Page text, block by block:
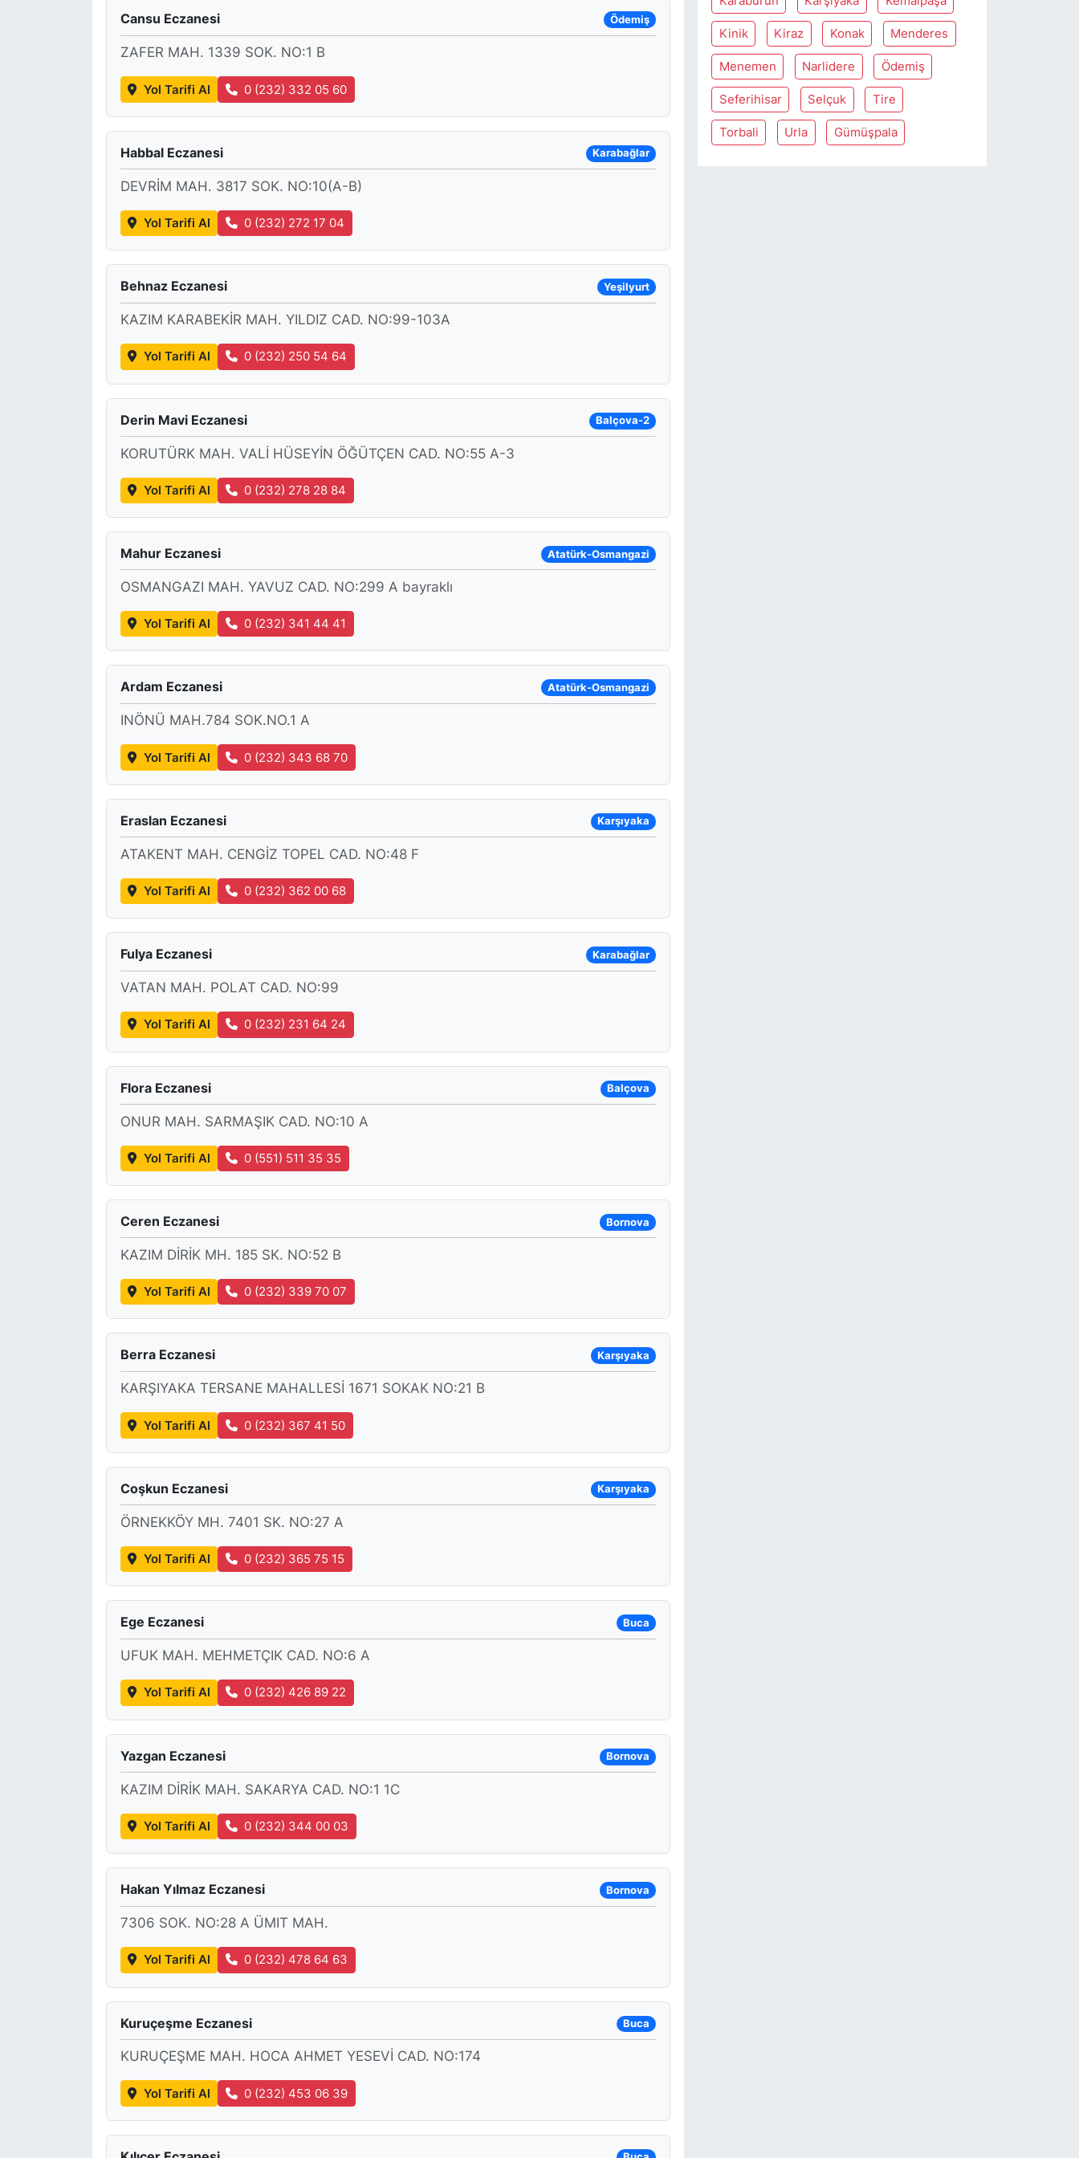
Cansu Eczanesi Ödemiş
ZAFER MAH. 1339 SOK. NO:1 B
Yol Tarifi Al 0 (232) 332 05 60
Habbal Eczanesi Karabağlar
DEVRİM MAH. 3817 SOK. NO:10(A-B)
Yol Tarifi Al 0 (232) 272 17 04
Behnaz Eczanesi Yeşilyurt
KAZIM KARABEKİR MAH. YILDIZ CAD. NO:99-103A
Yol Tarifi Al 0 (232) 250 54 64
Derin Mavi Eczanesi Balçova-2
KORUTÜRK MAH. VALİ HÜSEYİN ÖĞÜTÇEN CAD. NO:55 A-3
Yol Tarifi Al 0 (232) 278 28 84
Mahur Eczanesi Atatürk-Osmangazi
OSMANGAZI MAH. YAVUZ CAD. NO:299 A bayraklı
Yol Tarifi Al 0 (232) 341 44 41
Ardam Eczanesi Atatürk-Osmangazi
INÖNÜ MAH.784 SOK.NO.1 A
Yol Tarifi Al 0 (232) 343 68 70
Eraslan Eczanesi Karşıyaka
ATAKENT MAH. CENGİZ TOPEL CAD. NO:48 F
Yol Tarifi Al 0 (232) 362 00 68
Fulya Eczanesi Karabağlar
VATAN MAH. POLAT CAD. NO:99
Yol Tarifi Al 0 (232) 231 64 24
Flora Eczanesi Balçova
ONUR MAH. SARMAŞIK CAD. NO:10 A
Yol Tarifi Al 0 (551) 511 35 35
Ceren Eczanesi Bornova
KAZIM DİRİK MH. 185 SK. NO:52 B
Yol Tarifi Al 0 (232) 339 70 07
Berra Eczanesi Karşıyaka
KARŞIYAKA TERSANE MAHALLESİ 1671 SOKAK NO:21 B
Yol Tarifi Al 0 (232) 367 41 50
Coşkun Eczanesi Karşıyaka
ÖRNEKKÖY MH. 7401 SK. NO:27 A
Yol Tarifi Al 0 (232) 365 75 15
Ege Eczanesi Buca
UFUK MAH. MEHMETÇIK CAD. NO:6 A
Yol Tarifi Al 0 (232) 426 89 22
Yazgan Eczanesi Bornova
KAZIM DİRİK MAH. SAKARYA CAD. NO:1 1C
Yol Tarifi Al 0 (232) 344 00 03
Hakan Yılmaz Eczanesi Bornova
7306 SOK. NO:28 A ÜMIT MAH.
Yol Tarifi Al 0 (232) 478 64 63
Kuruçeşme Eczanesi Buca
KURUÇEŞME MAH. HOCA AHMET YESEVİ CAD. NO:174
Yol Tarifi Al 0 (232) 453 06 39
Kinik Kiraz Konak Menderes
Menemen Narlidere Ödemiş
Seferihisar Selçuk Tire
Torbali Urla Gümüşpala
KONGRE HABERLERİ
KONGRE TAKVİMİ
RÖPORTAJLAR
BİYOGRAFİLER